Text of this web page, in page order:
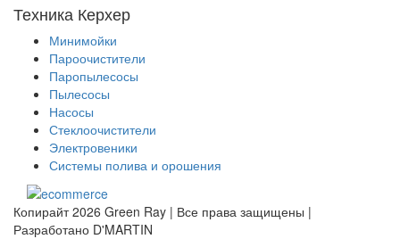
Техника Керхер
Минимойки
Пароочистители
Паропылесосы
Пылесосы
Насосы
Стеклоочистители
Электровеники
Системы полива и орошения
Копирайт 2026 Green Ray | Все права защищены |
Разработано D'MARTIN